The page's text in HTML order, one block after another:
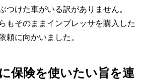
つけた車がいる訳がありません。
もそのままインプレッサを購入した
頼に向かいました。
保険を使いたい旨を連